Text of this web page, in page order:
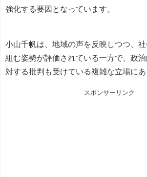
強化する要因となっています。
小山千帆は、地域の声を反映しつつ、
組む姿勢が評価されている一方で、政
対する批判も受けている複雑な立場にあ
スポンサーリンク